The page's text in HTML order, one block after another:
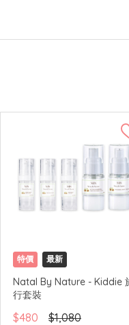
特價 最新
Natal By Nature - Kiddie
行套裝
$480 $1,080